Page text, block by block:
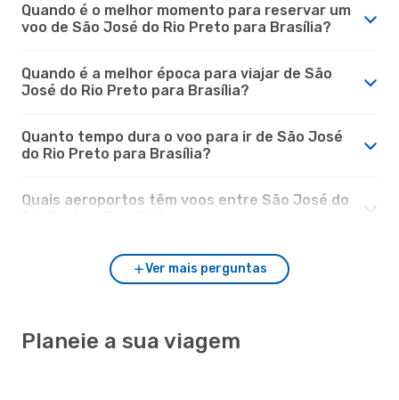
Quando é o melhor momento para reservar um
voo de São José do Rio Preto para Brasília?
Quando é a melhor época para viajar de São
José do Rio Preto para Brasília?
Quanto tempo dura o voo para ir de São José
do Rio Preto para Brasília?
Quais aeroportos têm voos entre São José do
Ver mais perguntas
Planeie a sua viagem